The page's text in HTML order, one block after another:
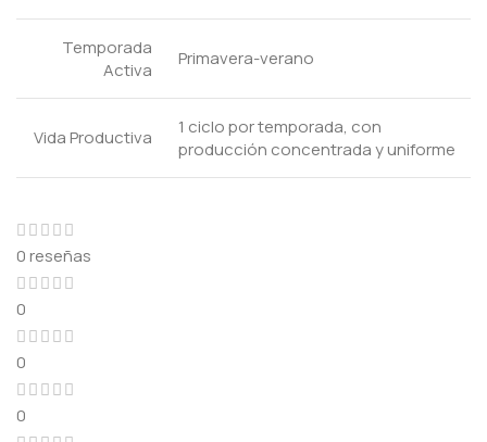
Temporada
Activa
Primavera-verano
Vida Productiva
1 ciclo por temporada, con
producción concentrada y uniforme
0 reseñas
0
0
0